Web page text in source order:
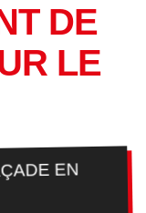
DE
LE
EN